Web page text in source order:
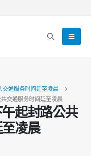
通服务时间延至凌晨
交通服务时间延至凌晨
起封路公共
凌晨